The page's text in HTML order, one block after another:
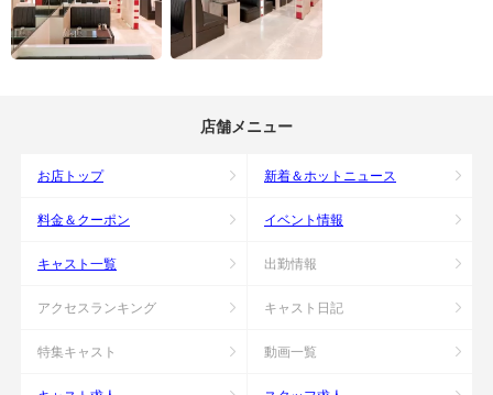
店舗メニュー
お店トップ 新着＆ホットニュース
料金＆クーポン イベント情報
キャスト一覧 出勤情報
アクセスランキング キャスト日記
特集キャスト 動画一覧